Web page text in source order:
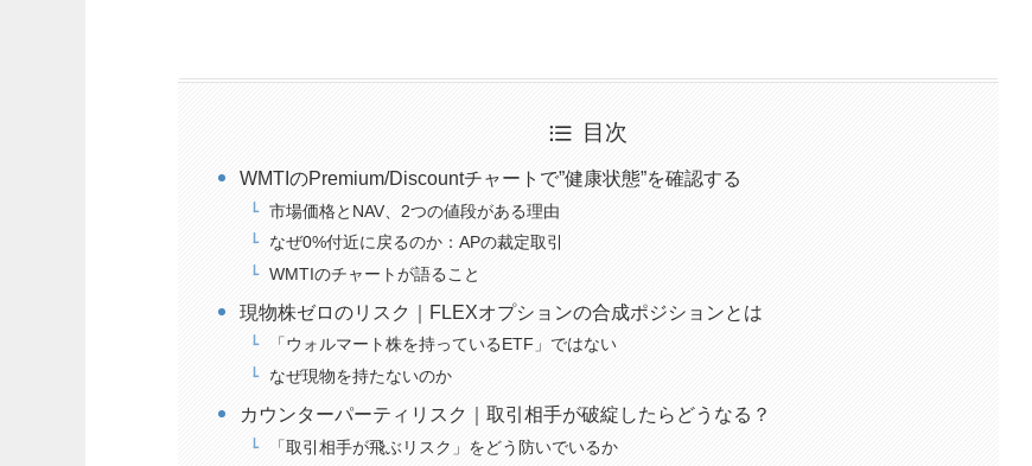
目次
WMTIのPremium/Discountチャートで”健康状態”を確認する
市場価格とNAV、2つの値段がある理由
なぜ0%付近に戻るのか：APの裁定取引
WMTIのチャートが語ること
現物株ゼロのリスク｜FLEXオプションの合成ポジションとは
「ウォルマート株を持っているETF」ではない
なぜ現物を持たないのか
カウンターパーティリスク｜取引相手が破綻したらどうなる？
「取引相手が飛ぶリスク」をどう防いでいるか